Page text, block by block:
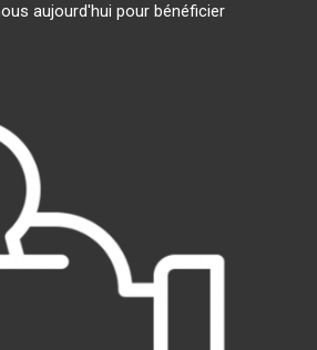
aujourd'hui pour bénéficier